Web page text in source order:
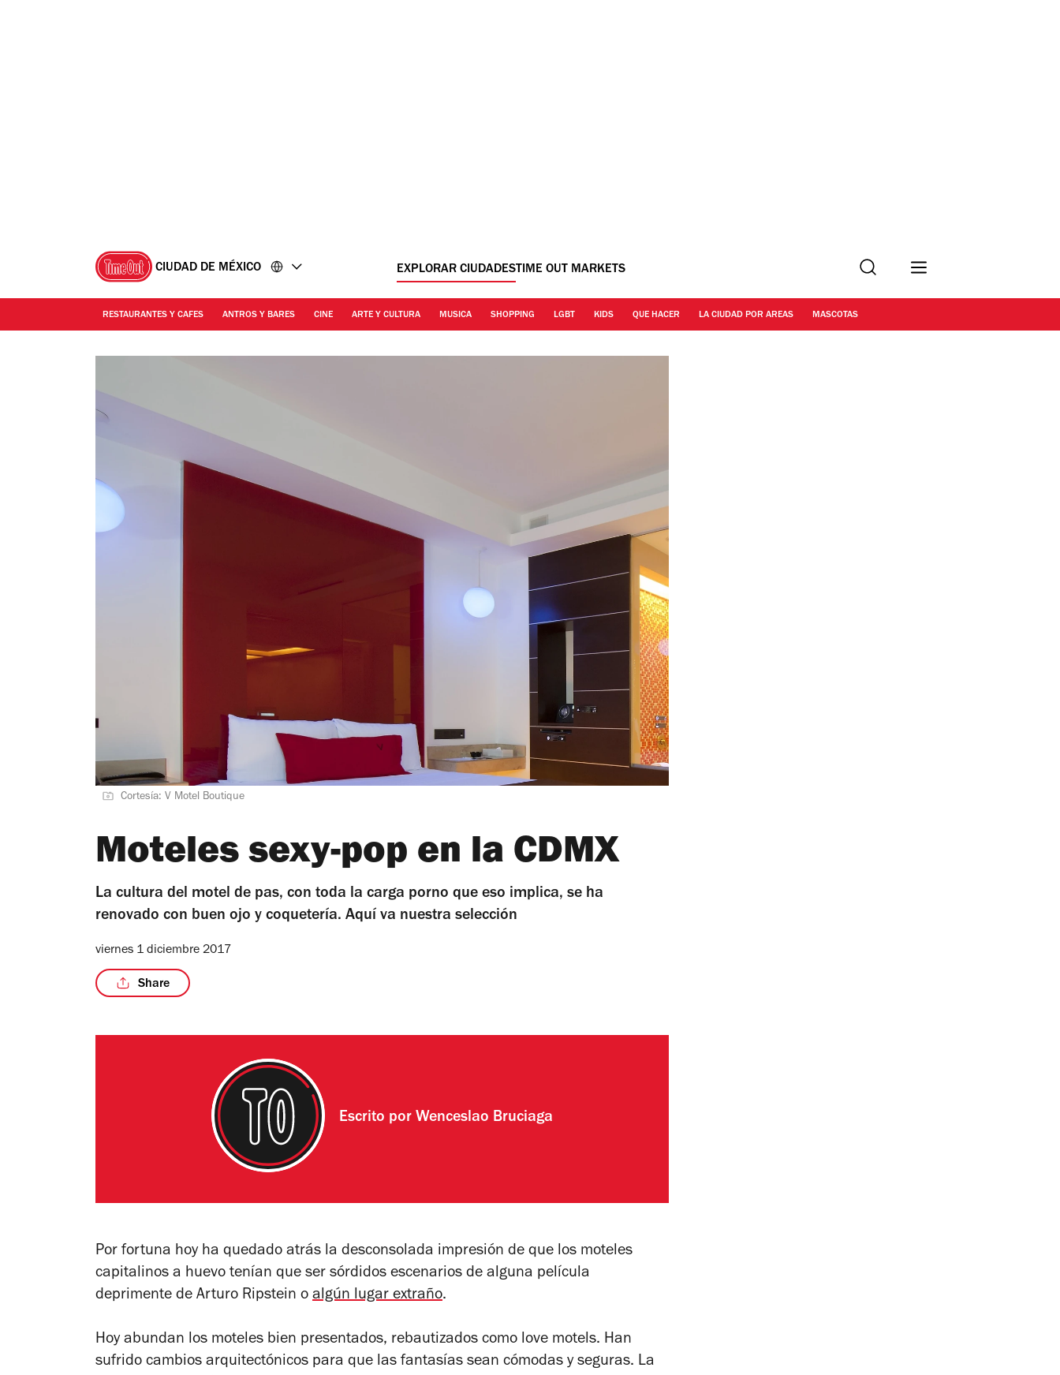
CIUDAD DE MÉXICO EXPLORAR CIUDADESTIME OUT MARKETS Buscar
RESTAURANTES Y CAFES ANTROS Y BARES CINE ARTE Y CULTURA MUSICA SHOPPING LGBT KIDS QUE HACER LA CIUDAD POR AREAS MASCOTAS
Cortesía: V Motel Boutique
Moteles sexy-pop en la CDMX
La cultura del motel de pas, con toda la carga porno que eso implica, se ha
renovado con buen ojo y coquetería. Aquí va nuestra selección
viernes 1 diciembre 2017
Share
Escrito por Wenceslao Bruciaga
Por fortuna hoy ha quedado atrás la desconsolada impresión de que los moteles
capitalinos a huevo tenían que ser sórdidos escenarios de alguna película
deprimente de Arturo Ripstein o algún lugar extraño.
Hoy abundan los moteles bien presentados, rebautizados como love motels. Han
sufrido cambios arquitectónicos para que las fantasías sean cómodas y seguras. La